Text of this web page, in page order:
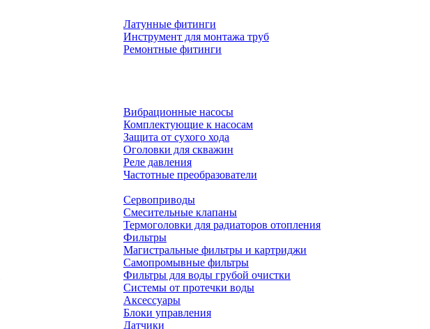
Латунные фитинги
Инструмент для монтажа труб
Ремонтные фитинги
Вибрационные насосы
Комплектующие к насосам
Защита от сухого хода
Оголовки для скважин
Реле давления
Частотные преобразователи
Сервоприводы
Смесительные клапаны
Термоголовки для радиаторов отопления
Фильтры
Магистральные фильтры и картриджи
Самопромывные фильтры
Фильтры для воды грубой очистки
Системы от протечки воды
Аксессуары
Блоки управления
Датчики